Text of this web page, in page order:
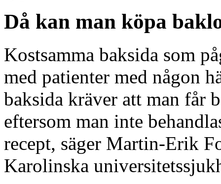
Då kan man köpa
Kostsamma baksida som
med patienter med någon
baksida kräver att man får
eftersom man inte
recept, säger Martin-Erik
Karolinska